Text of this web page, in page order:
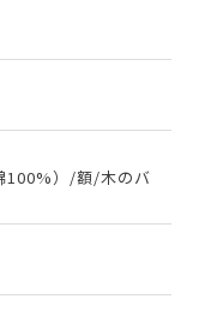
100%）/額/木のバ